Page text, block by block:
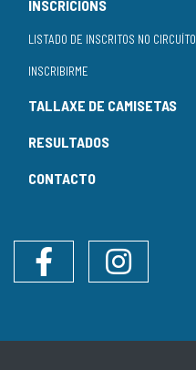
INSCRICIÓNS
LISTADO DE INSCRITOS NO CIRCUÍTO
INSCRIBIRME
TALLAXE DE CAMISETAS
RESULTADOS
CONTACTO
Instagram